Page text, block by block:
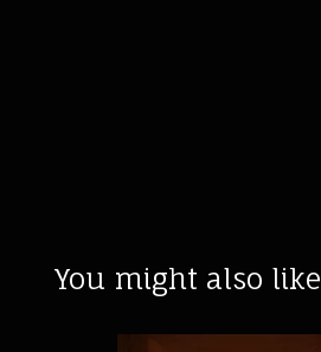
You might also like